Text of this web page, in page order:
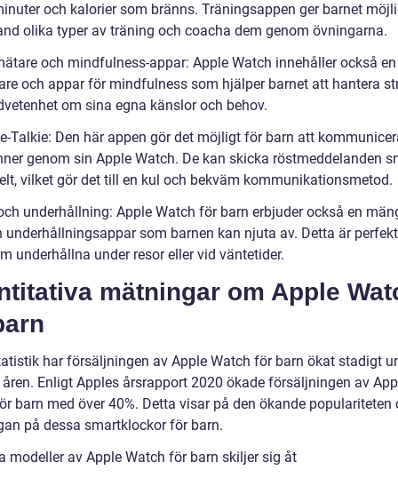
och kalorier som bränns. Träningsappen ger barnet
olika typer av träning och coacha dem genom övningarna.
och mindfulness-appar: Apple Watch innehåller också en
och appar för mindfulness som hjälper barnet att hantera
om sina egna känslor och behov.
Talkie: Den här appen gör det möjligt för barn att
genom sin Apple Watch. De kan skicka röstmeddelanden
vilket gör det till en kul och bekväm kommunikationsmetod.
underhållning: Apple Watch för barn erbjuder också en
underhållningsappar som barnen kan njuta av. Detta är
underhållna under resor eller vid väntetider.
mätningar om Apple
har försäljningen av Apple Watch för barn ökat stadigt
Enligt Apples årsrapport 2020 ökade försäljningen av
barn med över 40%. Detta visar på den ökande populariteten
på dessa smartklockor för barn.
modeller av Apple Watch för barn skiljer sig åt